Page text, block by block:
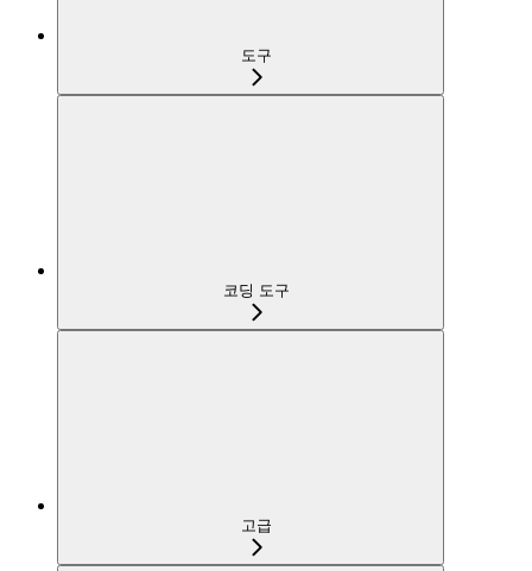
도구
코딩 도구
고급